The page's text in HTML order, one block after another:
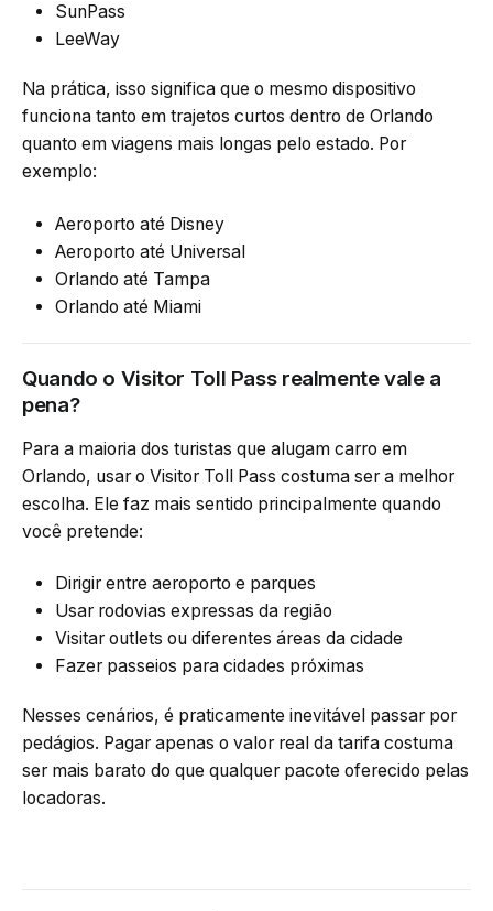
SunPass
LeeWay
Na prática, isso significa que o mesmo dispositivo
funciona tanto em trajetos curtos dentro de Orlando
quanto em viagens mais longas pelo estado. Por
exemplo:
Aeroporto até Disney
Aeroporto até Universal
Orlando até Tampa
Orlando até Miami
Quando o Visitor Toll Pass realmente vale a
pena?
Para a maioria dos turistas que alugam carro em
Orlando, usar o Visitor Toll Pass costuma ser a melhor
escolha. Ele faz mais sentido principalmente quando
você pretende:
Dirigir entre aeroporto e parques
Usar rodovias expressas da região
Visitar outlets ou diferentes áreas da cidade
Fazer passeios para cidades próximas
Nesses cenários, é praticamente inevitável passar por
pedágios. Pagar apenas o valor real da tarifa costuma
ser mais barato do que qualquer pacote oferecido pelas
locadoras.